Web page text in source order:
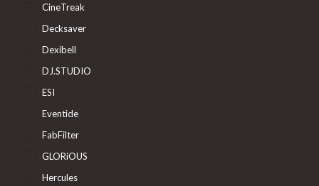
CineTreak
Decksaver
Dexibell
DJ.STUDIO
ESI
Eventide
FabFilter
GLORiOUS
Hercules